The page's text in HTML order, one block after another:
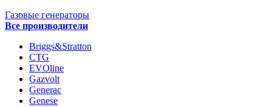
Газовые генераторы
Все производители
Briggs&Stratton
CTG
EVOline
Gazvolt
Generac
Genese